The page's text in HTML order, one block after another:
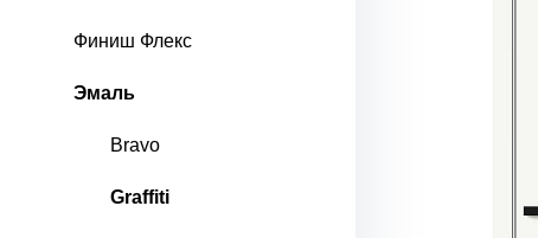
Финиш Флекс
Эмаль
Bravo
Graffiti